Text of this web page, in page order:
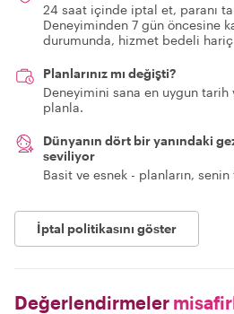
24 saat içinde iptal et, paranı
Deneyiminden 7 gün öncesine
durumunda, hizmet bedeli
Planlarınız mı değişti?
Deneyimini sana en uygun
planla.
Dünyanın dört bir yanındaki
seviliyor
Basit ve esnek - planların, senin
İptal politikasını göster
Değerlendirmeler